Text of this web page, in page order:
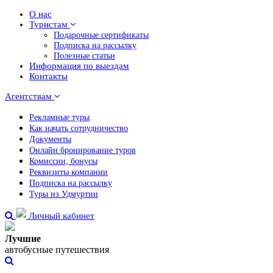
О нас
Туристам
Подарочные сертификаты
Подписка на рассылку
Полезные статьи
Информация по выездам
Контакты
Агентствам
Рекламные туры
Как начать сотрудничество
Документы
Онлайн бронирование туров
Комиссии, бонусы
Реквизиты компании
Подписка на рассылку
Туры из Удмуртии
Личный кабинет
Лучшие
автобусные путешествия